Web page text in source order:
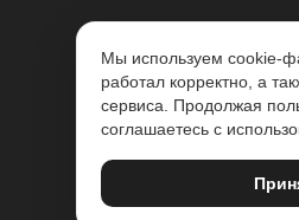
Мы используем cookie-
работал корректно, а
сервиса. Продолжая
соглашаетесь с